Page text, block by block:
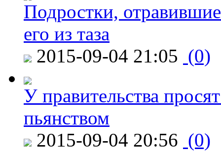
Подростки,
его из таза
2015-09-04 21:05 (0)
У правительства
пьянством
2015-09-04 20:56 (0)